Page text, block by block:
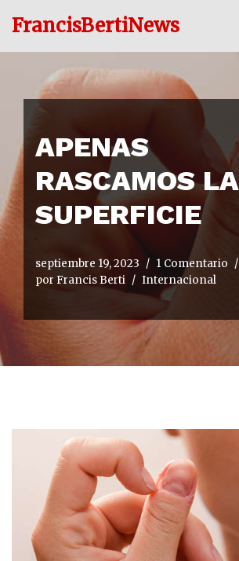
contenido
FrancisBertiNews
APENAS
RASCAMOS LA
SUPERFICIE
septiembre 19, 2023
1 Comentario
por Francis Berti Internacional